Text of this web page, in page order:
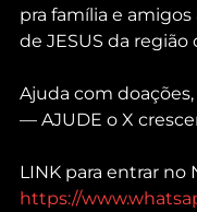
pra família e
de JESUS da
Ajuda com
— AJUDE o X
LINK para entrar no
https://